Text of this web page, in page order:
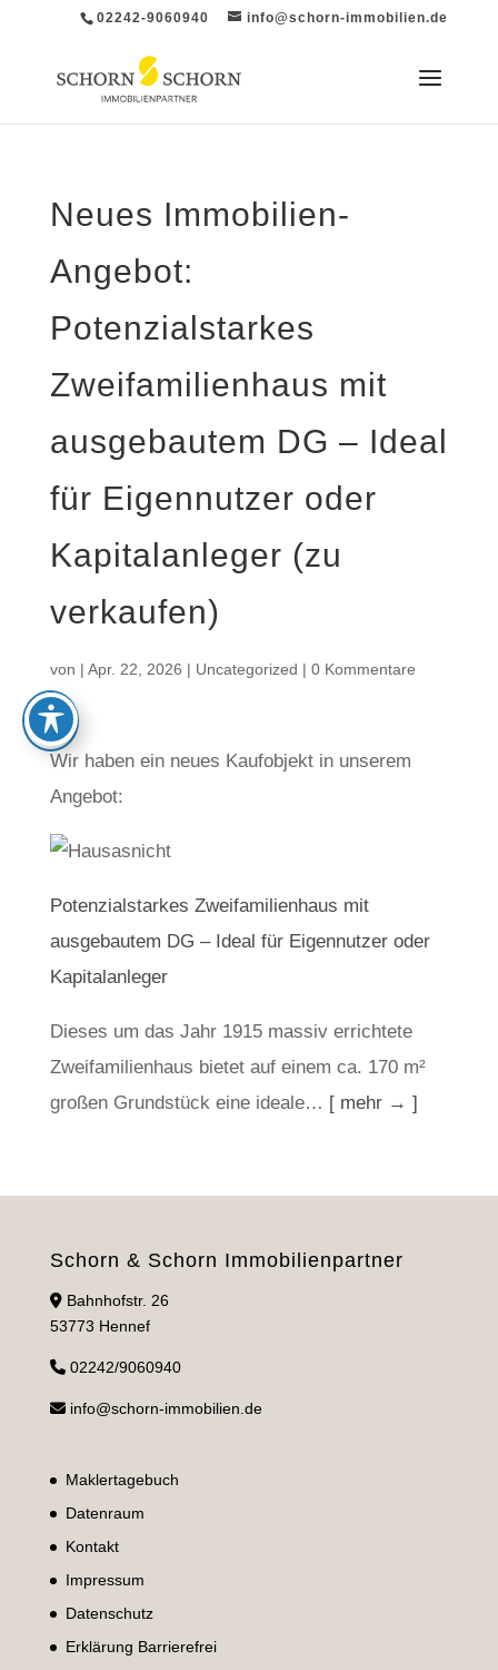
02242-9060940 info@schorn-immobilien.de
Neues Immobilien-
Angebot:
Potenzialstarkes
Zweifamilienhaus mit
ausgebautem DG – Ideal
für Eigennutzer oder
Kapitalanleger (zu
verkaufen)
von | Apr. 22, 2026 | Uncategorized | 0 Kommentare
Wir haben ein neues Kaufobjekt in unserem
Angebot:
Potenzialstarkes Zweifamilienhaus mit
ausgebautem DG – Ideal für Eigennutzer oder
Kapitalanleger
Dieses um das Jahr 1915 massiv errichtete
Zweifamilienhaus bietet auf einem ca. 170 m²
großen Grundstück eine ideale… [ mehr → ]
Schorn & Schorn Immobilienpartner
Bahnhofstr. 26
53773 Hennef
02242/9060940
info@schorn-immobilien.de
Maklertagebuch
Datenraum
Kontakt
Impressum
Datenschutz
Erklärung Barrierefrei